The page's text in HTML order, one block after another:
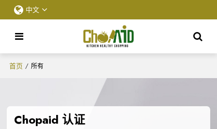
中文
首页 / 所有
Chopaid 认证